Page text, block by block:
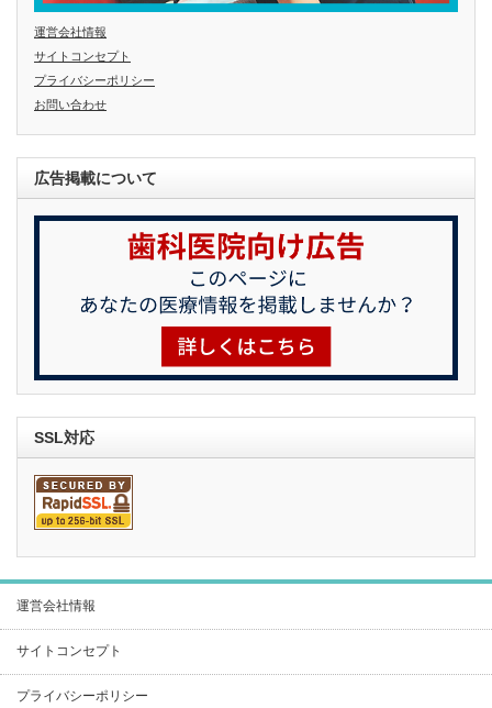
運営会社情報
サイトコンセプト
プライバシーポリシー
お問い合わせ
広告掲載について
SSL対応
運営会社情報
サイトコンセプト
プライバシーポリシー